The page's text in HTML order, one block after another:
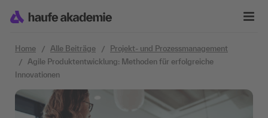
Home Alle Beiträge
Projekt- und Prozessmanagement
Agile Produktentwicklung: Methoden für erfolgreiche
Innovationen